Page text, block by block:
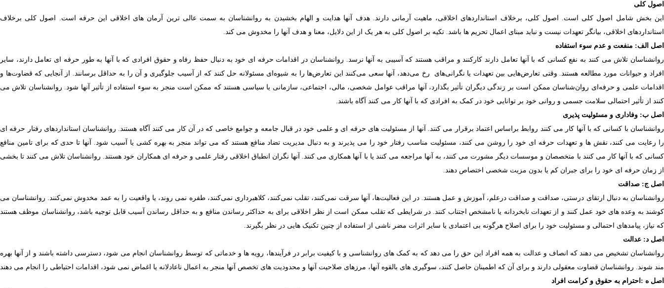
اصول کلی
این بخش شامل اصول کلی است. اصول کلی، برخلاف استانداردهای اخلاقی، ماهیت آرمانی دارند. هدف آنها هدایت و الهام بخشیدن به روانشناسان به سمت عالی ترین آرمان های اخلاقی این حرفه است. اصول کلی برخلاف
استانداردهای اخلاقی، بیانگر تعهدات نیست و نباید مبنای اعمال تحریم ها باشد. تکیه بر اصول کلی به هر یک از این دلایل، معنا و هدف آنها را مخدوش می کند.
اصل الف: منفعت و عدم سوء استفاده
روانشناسان تلاش می کنند به نفع کسانی که با آنها تعامل دارند کارکنند و مراقب هستند که آسیبی به آنها نرسد. روانشناسان در اقدامات حرفه ای خود به دنبال حفظ رفاه و حقوق افرادی که با آنها به طور حرفه ای تعامل دارند، سایر
افراد و حیوانات مورد مطالعه هستند. وقتی تعارض‌هایی بین تعهدات یا نگرانی‌های رخ می‌دهد، آنها سعی می‌کنند این تعارض‌ها را به شیوه‌ای مسئولانه حل کنند که از آسیب جلوگیری و آن را به حداقل برسانند. از آنجایی که قضاوت‌ها و
اقدامات علمی و حرفه‌ای روان‌شناسان ممکن است بر زندگی دیگران تأثیر بگذارد، آنها مراقب عوامل شخصی، مالی، اجتماعی، سازمانی یا سیاسی هستند که ممکن است منجر به سوء استفاده از تأثیر آنها شود. روانشناسان تلاش می
کنند از تأثیر احتمالی سلامت جسمی و روانی خود بر توانایی خود در کمک به افرادی که با آنها کار می کنند آگاه باشند.
اصل ب: وفاداری و مسئولیت پذیری
روانشناسان با کسانی که با آنها کار می کنند روابط براساس اعتماد برقرار می کنند. آنها از مسئولیت های حرفه ای و علمی خود در قبال جامعه و جوامع خاصی که در آن کار می کنند آگاه هستند. روانشناسان استانداردهای رفتار حرفه ای
را رعایت می کنند، نقش ها و تعهدات حرفه ای خود را روشن می کنند، مسئولیت مناسب رفتار خود را می پذیرند و به دنبال مدیریت تضاد منافع هستند که می تواند منجر به بهره کشی یا آسیب شود.
آنها تا حدی که برای تامین منافع
کسانی که با آنها کار می کنند با متخصصان و موسسات دیگر مشورت می کنند، به آنها مراجعه می کنند یا با آنها همکاری می کنند. آنها نگران انطباق اخلاقی رفتار علمی و حرفه ای همکاران خود هستند. روانشناسان تلاش می کنند تا بخشی
از زمان حرفه ای خود را برای جبران کم یا بدون مزیت شخصی اختصاص دهند.
اصل ج: صداقت
روانشناسان به دنبال ارتقای درستی، صداقت و صداقت درعلم، آموزش و عمل هستند. در این فعالیت‌ها، آنها سرقت نمی‌کنند، تقلب نمی‌کنند، کلاهبرداری نمی‌کنند، طفره نمی روند، یا واقعیت را به عمد مخدوش نمی‌کنند. روانشناسان می
کوشند به وعده های خود عمل کنند و از تعهدات نابخردانه یا نامشخص اجتناب کنند. در شرایطی که تقلب ممکن است از نظر اخلاقی برای به حداکثر رساندن منافع و به حداقل رساندن آسیب قابل توجیه باشد، روانشناسان موظف هستند
که نیاز، پیامدهای احتمالی و مسئولیت خود را برای اصلاح هرگونه بی اعتمادی یا سایر اثرات مضر ناشی از استفاده از چنین تکنیک هایی در نظر بگیرند.
اصل د: عدالت
روانشناسان تشخیص می دهند که انصاف و عدالت به همه افراد این حق را می دهد که به کمک های روانشناسی و با کیفیت برابر در فرآیندها، رویه ها و خدماتی که توسط روانشناسان انجام می شود، دسترسی داشته باشند و از آنها بهره
مند شوند. روانشناسان قضاوت معقولی دارند و برای آن که اطمینان حاصل کنند، سوگیری های بالقوه آنها، مرزهای صلاحیت آنها و محدودیت های تخصص آنها منجر به اعمال ناعادلانه یا اغماض نمی شود،
اقدامات احتیاطی را انجام می دهند
اصل ه : احترام به حقوق و کرامت افراد